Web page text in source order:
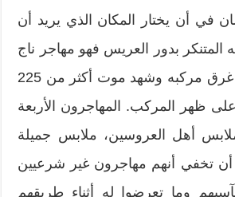
في أن يختار المكان الذي يريد أن
المتنكر بدور العريس فهو مهاجر ناج
من الموت بعد أن غرق مركبه وشهد موت أكثر من 225
ظهر المركب. المهاجرون الأربعة
أهل العروسين، ملابس جميلة
تخفي أنهم مهاجرون غير شرعيين
وما تعرضوا له أثناء طريقهم